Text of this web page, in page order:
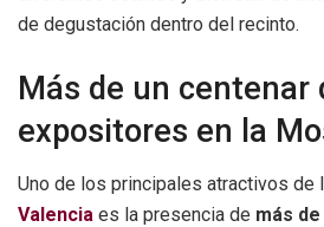
de degustación dentro del recinto.
Más de un centenar
expositores en la
Uno de los principales atractivos de
Valencia es la presencia de más